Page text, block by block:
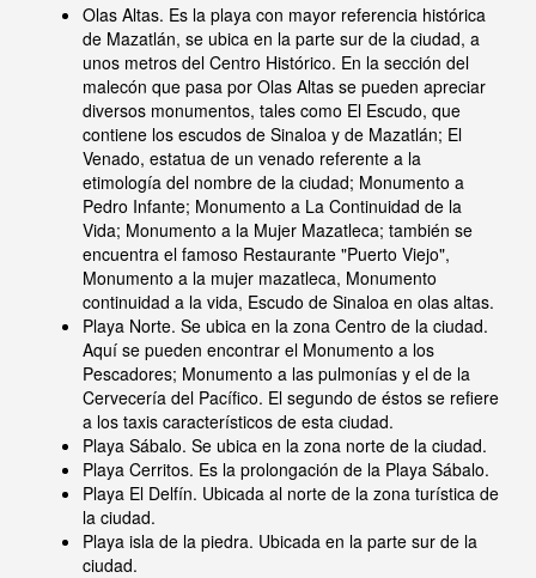
Olas Altas. Es la playa con mayor referencia histórica
de Mazatlán, se ubica en la parte sur de la ciudad, a
unos metros del Centro Histórico. En la sección del
malecón que pasa por Olas Altas se pueden apreciar
diversos monumentos, tales como El Escudo, que
contiene los escudos de Sinaloa y de Mazatlán; El
Venado, estatua de un venado referente a la
etimología del nombre de la ciudad; Monumento a
Pedro Infante; Monumento a La Continuidad de la
Vida; Monumento a la Mujer Mazatleca; también se
encuentra el famoso Restaurante "Puerto Viejo",
Monumento a la mujer mazatleca, Monumento
continuidad a la vida, Escudo de Sinaloa en olas altas.
Playa Norte. Se ubica en la zona Centro de la ciudad.
Aquí se pueden encontrar el Monumento a los
Pescadores; Monumento a las pulmonías y el de la
Cervecería del Pacífico. El segundo de éstos se refiere
a los taxis característicos de esta ciudad.
Playa Sábalo. Se ubica en la zona norte de la ciudad.
Playa Cerritos. Es la prolongación de la Playa Sábalo.
Playa El Delfín. Ubicada al norte de la zona turística de
la ciudad.
Playa isla de la piedra. Ubicada en la parte sur de la
ciudad.